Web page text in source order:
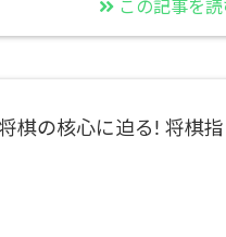
この記事を読
棋の核心に迫る! 将棋指